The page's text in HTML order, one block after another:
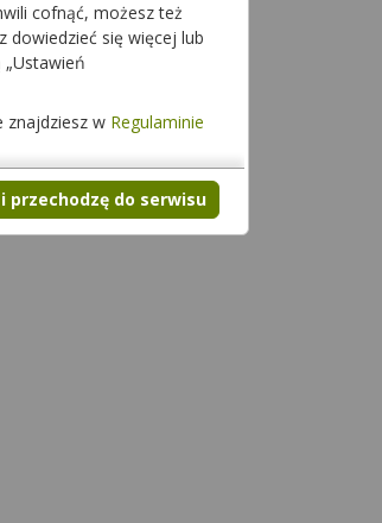
cofnąć, możesz też
dowiedzieć się więcej lub
znajdziesz w Regulaminie
przechodzę do serwisu